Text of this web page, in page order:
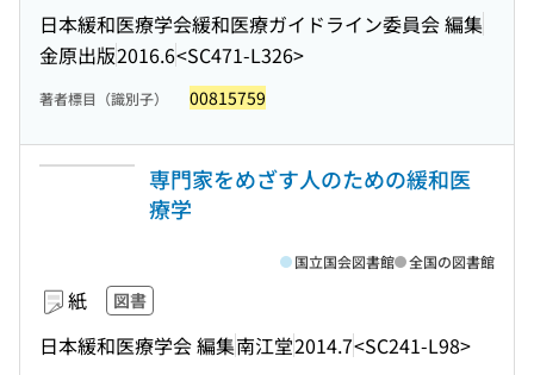
日本緩和医療学会緩和医療ガイドライン委員会 編集
金原出版2016.6<SC471-L326>
著者標目（識別子） 00815759
専門家をめざす人のための緩和医
療学
紙 図書
日本緩和医療学会 編集南江堂2014.7<SC241-L98>
国立国会図書館 全国の図書館